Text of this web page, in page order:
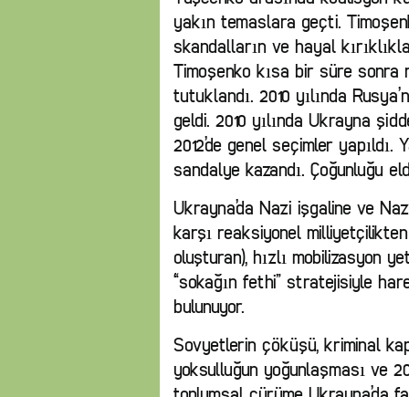
yakın temaslara geçti.
skandalların ve hayal
Timoşenko kısa bir süre
tutuklandı. 2010 yılında
geldi. 2010 yılında Ukrayna
2012’de genel seçimler
sandalye kazandı. Çoğunluğu
Ukrayna’da Nazi işgaline ve
karşı reaksiyonel
oluşturan), hızlı mobilizasyon
“sokağın fethi” stratejisiyle
bulunuyor.
Sovyetlerin çöküşü, kriminal
yoksulluğun yoğunlaşması ve